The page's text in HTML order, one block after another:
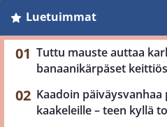
Luetuimmat
Tuttu mauste auttaa
banaanikärpäset
Kaadoin
kaakeleille – teen kyllä